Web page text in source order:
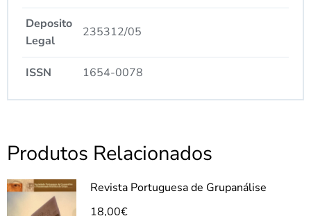
Deposito
Legal
235312/05
ISSN 1654-0078
Produtos Relacionados
Revista Portuguesa de Grupanálise
18,00€